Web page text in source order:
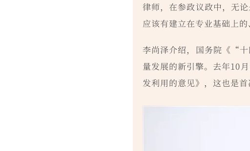
律师，在参政议政中，无
应该有建立在专业基础上的
李尚泽介绍，国务院《“
量发展的新引擎。去年10
发利用的意见》，这也是